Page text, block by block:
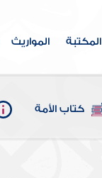
المكتبة المواريث
كتاب الأمة